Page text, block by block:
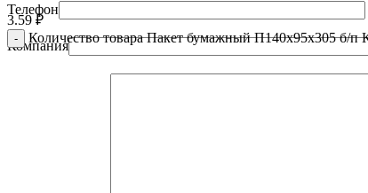
Телефон
Компания
3.59 ₽
Количество товара Пакет бумажный П140х95х305 б/п